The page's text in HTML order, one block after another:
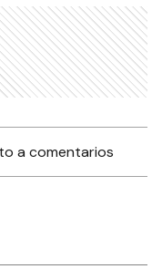
a comentarios